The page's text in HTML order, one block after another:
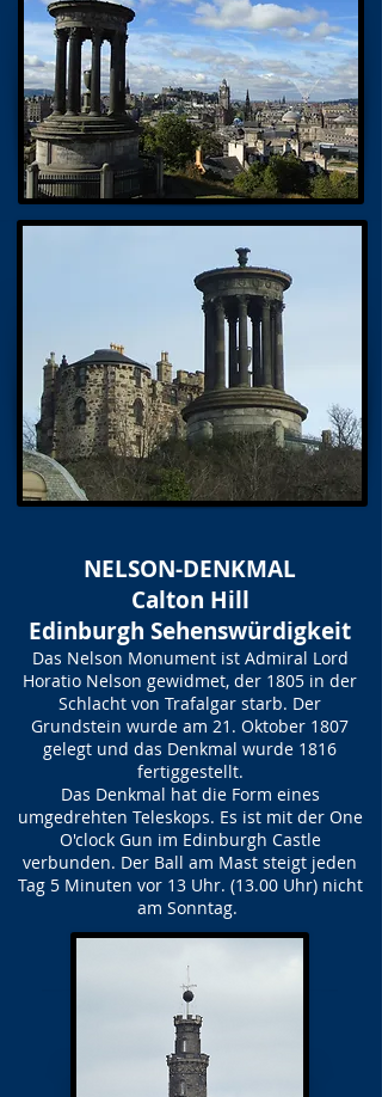
NELSON-DENKMAL
Calton Hill
Edinburgh Sehenswürdigkeit
Das Nelson Monument ist Admiral Lord
Horatio Nelson gewidmet, der 1805 in der
Schlacht von Trafalgar starb. Der
Grundstein wurde am 21. Oktober 1807
gelegt und das Denkmal wurde 1816
fertiggestellt.
Das Denkmal hat die Form eines
umgedrehten Teleskops. Es ist mit der One
O'clock Gun im Edinburgh Castle
verbunden. Der Ball am Mast steigt jeden
Tag 5 Minuten vor 13 Uhr. (13.00 Uhr) nicht
am Sonntag.